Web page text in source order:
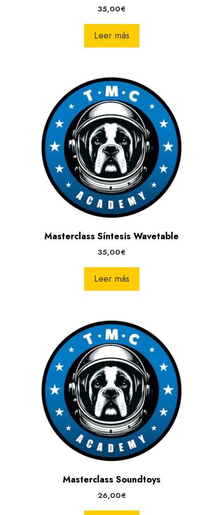
35,00€
Leer más
Masterclass Síntesis Wavetable
35,00€
Leer más
Masterclass Soundtoys
26,00€